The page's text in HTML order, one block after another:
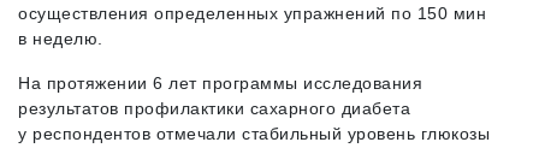
осуществления определенных упражнений по 150 мин
в неделю.
На протяжении 6 лет программы исследования
результатов профилактики сахарного диабета
у респондентов отмечали стабильный уровень глюкозы